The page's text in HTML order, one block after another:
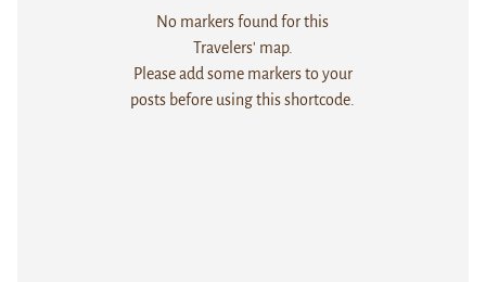
No markers found for this
Travelers' map.
Please add some markers to your
posts before using this shortcode.